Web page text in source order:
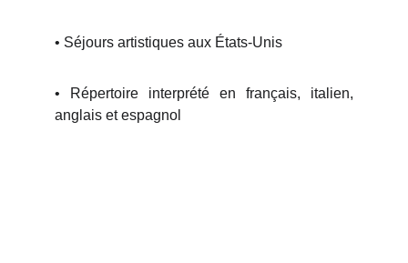
• Séjours artistiques aux États-Unis
• Répertoire interprété en français, italien,
anglais et espagnol